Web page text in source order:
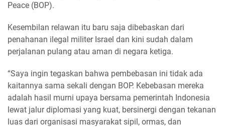
Peace (BOP).
Kesembilan relawan itu baru saja dibebaskan dari
penahanan ilegal militer Israel dan kini sudah dalam
perjalanan pulang atau aman di negara ketiga.
“Saya ingin tegaskan bahwa pembebasan ini tidak ada
kaitannya sama sekali dengan BOP. Kebebasan mereka
adalah hasil murni upaya bersama pemerintah Indonesia
lewat jalur diplomasi yang kuat, bersinergi dengan tekanan
luas dari organisasi masyarakat sipil, ormas, dan